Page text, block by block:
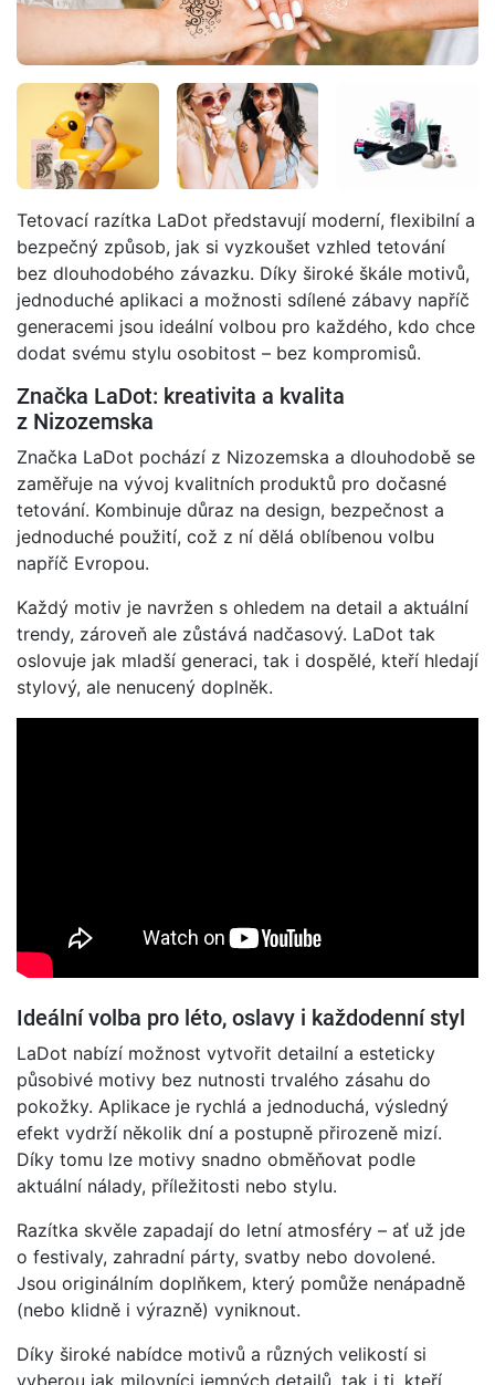
Tetovací razítka LaDot představují moderní, flexibilní a
bezpečný způsob, jak si vyzkoušet vzhled tetování
bez dlouhodobého závazku. Díky široké škále motivů,
jednoduché aplikaci a možnosti sdílené zábavy napříč
generacemi jsou ideální volbou pro každého, kdo chce
dodat svému stylu osobitost – bez kompromisů.
Značka LaDot: kreativita a kvalita
z Nizozemska
Značka LaDot pochází z Nizozemska a dlouhodobě se
zaměřuje na vývoj kvalitních produktů pro dočasné
tetování. Kombinuje důraz na design, bezpečnost a
jednoduché použití, což z ní dělá oblíbenou volbu
napříč Evropou.
Každý motiv je navržen s ohledem na detail a aktuální
trendy, zároveň ale zůstává nadčasový. LaDot tak
oslovuje jak mladší generaci, tak i dospělé, kteří hledají
stylový, ale nenucený doplněk.
Ideální volba pro léto, oslavy i každodenní styl
LaDot nabízí možnost vytvořit detailní a esteticky
působivé motivy bez nutnosti trvalého zásahu do
pokožky. Aplikace je rychlá a jednoduchá, výsledný
efekt vydrží několik dní a postupně přirozeně mizí.
Díky tomu lze motivy snadno obměňovat podle
aktuální nálady, příležitosti nebo stylu.
Razítka skvěle zapadají do letní atmosféry – ať už jde
o festivaly, zahradní párty, svatby nebo dovolené.
Jsou originálním doplňkem, který pomůže nenápadně
(nebo klidně i výrazně) vyniknout.
Díky široké nabídce motivů a různých velikostí si
vyberou jak milovníci jemných detailů, tak i ti, kteří